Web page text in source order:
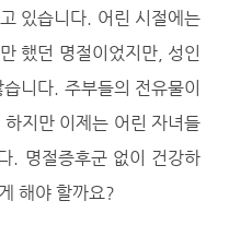
있습니다. 어린 시절에는
했던 명절이었지만, 성인
니다. 주부들의 전유물이
지만 이제는 어린 자녀들
. 명절증후군 없이 건강하
해야 할까요?